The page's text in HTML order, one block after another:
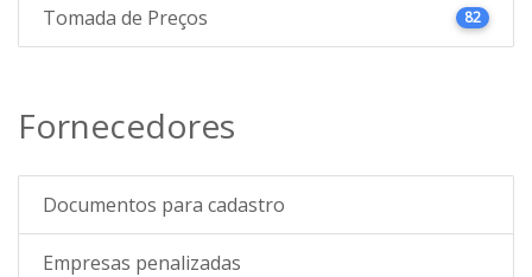
Tomada de Preços 82
Fornecedores
Documentos para cadastro
Empresas penalizadas